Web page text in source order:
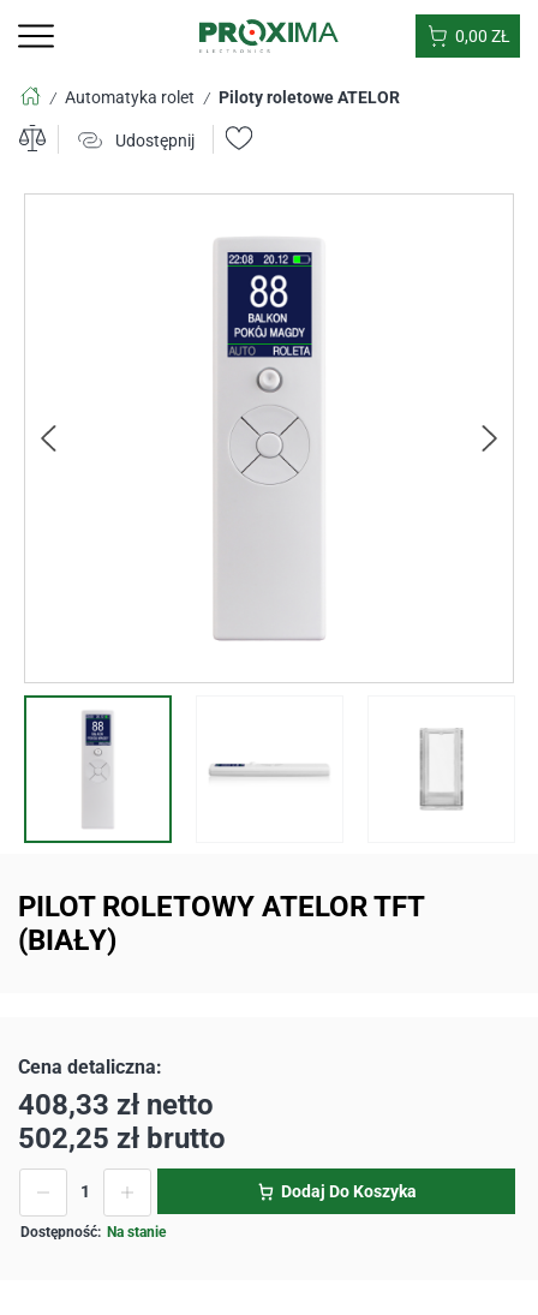
0,00 ZŁ
/ Automatyka rolet / Piloty roletowe ATELOR
Udostępnij
PILOT ROLETOWY ATELOR TFT
(BIAŁY)
408,33 zł netto
502,25 zł brutto
Na stanie
Dodaj Do Koszyka